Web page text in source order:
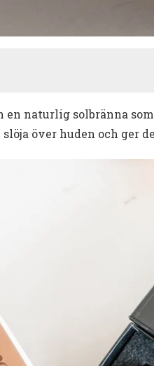
en naturlig solbränna
över huden och ger